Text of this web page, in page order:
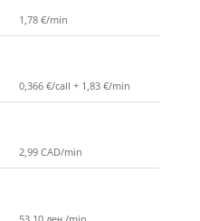
1,78 €/min
0,366 €/call + 1,83 €/min
2,99 CAD/min